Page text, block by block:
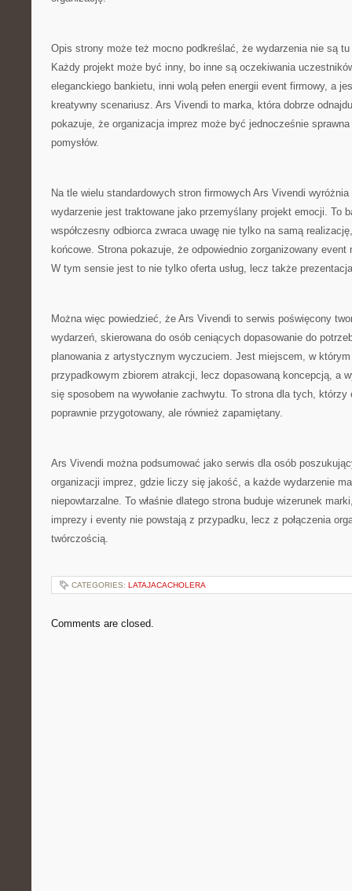
Opis strony może też mocno podkreślać, że wydarzenia nie są
Każdy projekt może być inny, bo inne są oczekiwania
eleganckiego bankietu, inni wolą pełen energii event firmowy, a
kreatywny scenariusz. Ars Vivendi to marka, która dobrze
pokazuje, że organizacja imprez może być jednocześnie sprawna
pomysłów.
Na tle wielu standardowych stron firmowych Ars Vivendi
wydarzenie jest traktowane jako przemyślany projekt emocji. To
współczesny odbiorca zwraca uwagę nie tylko na samą
końcowe. Strona pokazuje, że odpowiednio zorganizowany
W tym sensie jest to nie tylko oferta usług, lecz także
Można więc powiedzieć, że Ars Vivendi to serwis poświęcony
wydarzeń, skierowana do osób ceniących dopasowanie do
planowania z artystycznym wyczuciem. Jest miejscem, w
przypadkowym zbiorem atrakcji, lecz dopasowaną koncepcją, a
się sposobem na wywołanie zachwytu. To strona dla tych,
poprawnie przygotowany, ale również zapamiętany.
Ars Vivendi można podsumować jako serwis dla osób
organizacji imprez, gdzie liczy się jakość, a każde wydarzenie
niepowtarzalne. To właśnie dlatego strona buduje wizerunek
imprezy i eventy nie powstają z przypadku, lecz z połączenia
twórczością.
CATEGORIES: LATAJACACHOLERA
Comments are closed.